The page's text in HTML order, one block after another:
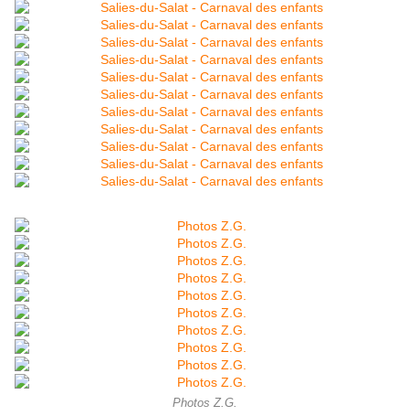
Photos Z.G.